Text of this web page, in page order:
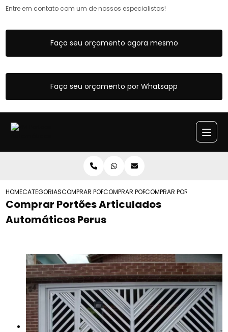
Entre em contato com um de nossos especialistas!
Faça seu orçamento agora mesmo
Faça seu orçamento por Whatsapp
HOMECATEGORIASCOMPRAR PORTOES ARTICULADOS
COMPRAR PORTAO ARTICULADO
COMPRAR PORTOES
Comprar Portões Articulados
Automáticos Perus